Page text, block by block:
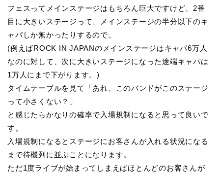
フェスってメインステージはもちろん巨大ですけど、2番
目に大きいステージって、メインステージの半分以下のキ
ャパしか無かったりするので。
(例えばROCK IN JAPANのメインステージはキャパ6万人
なのに対して、次に大きいステージになった途端キャパは
1万人にまで下がります。)
タイムテーブルを見て「あれ、このバンドがこのステージ
って小さくない？」
と感じたらかなりの確率で入場規制になると思って良いで
す。
入場規制になるとステージにお客さんが入れる状況になる
まで待機列に並ぶことになります。
ただ1度ライブが始まってしまえばほとんどのお客さんが